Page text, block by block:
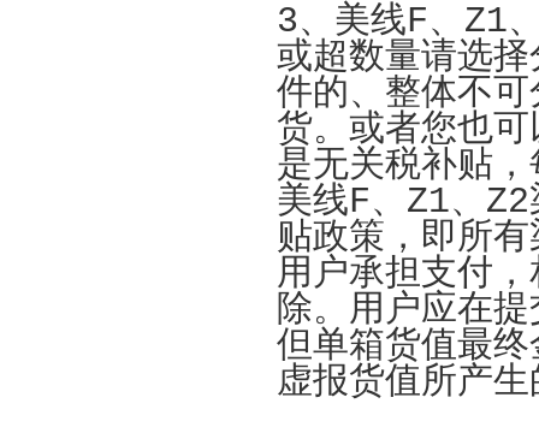
3、美线F、Z1
或超数量请选
件的、整体不
货。 或者您也可
是无关税补贴
美线F、Z1、
贴政策，即所
用户承担支付
除。用户应在
但单箱货值最
虚报货值所产